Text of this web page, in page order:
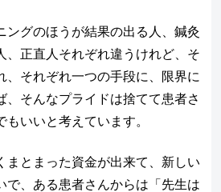
ングのほうが結果の出る人、鍼灸
、正直人それぞれ違うけれど、そ
、それぞれ一つの手段に、限界に
、そんなプライドは捨てて患者さ
いいと考えています。
まとまった資金が出来て、新しい
で、ある患者さんからは「先生は